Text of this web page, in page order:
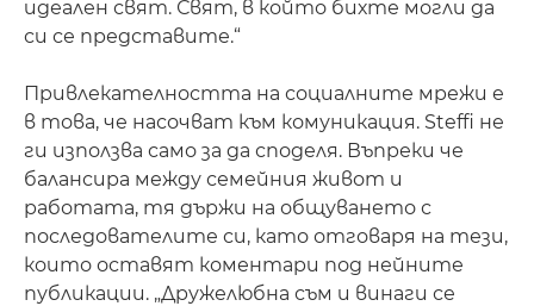
идеален свят. Свят, в който бихте могли да
си се представите.“
Привлекателността на социалните мрежи е
в това, че насочват към комуникация. Steffi не
ги използва само за да споделя. Въпреки че
балансира между семейния живот и
работата, тя държи на общуването с
последователите си, като отговаря на тези,
които оставят коментари под нейните
публикации. „Дружелюбна съм и винаги се